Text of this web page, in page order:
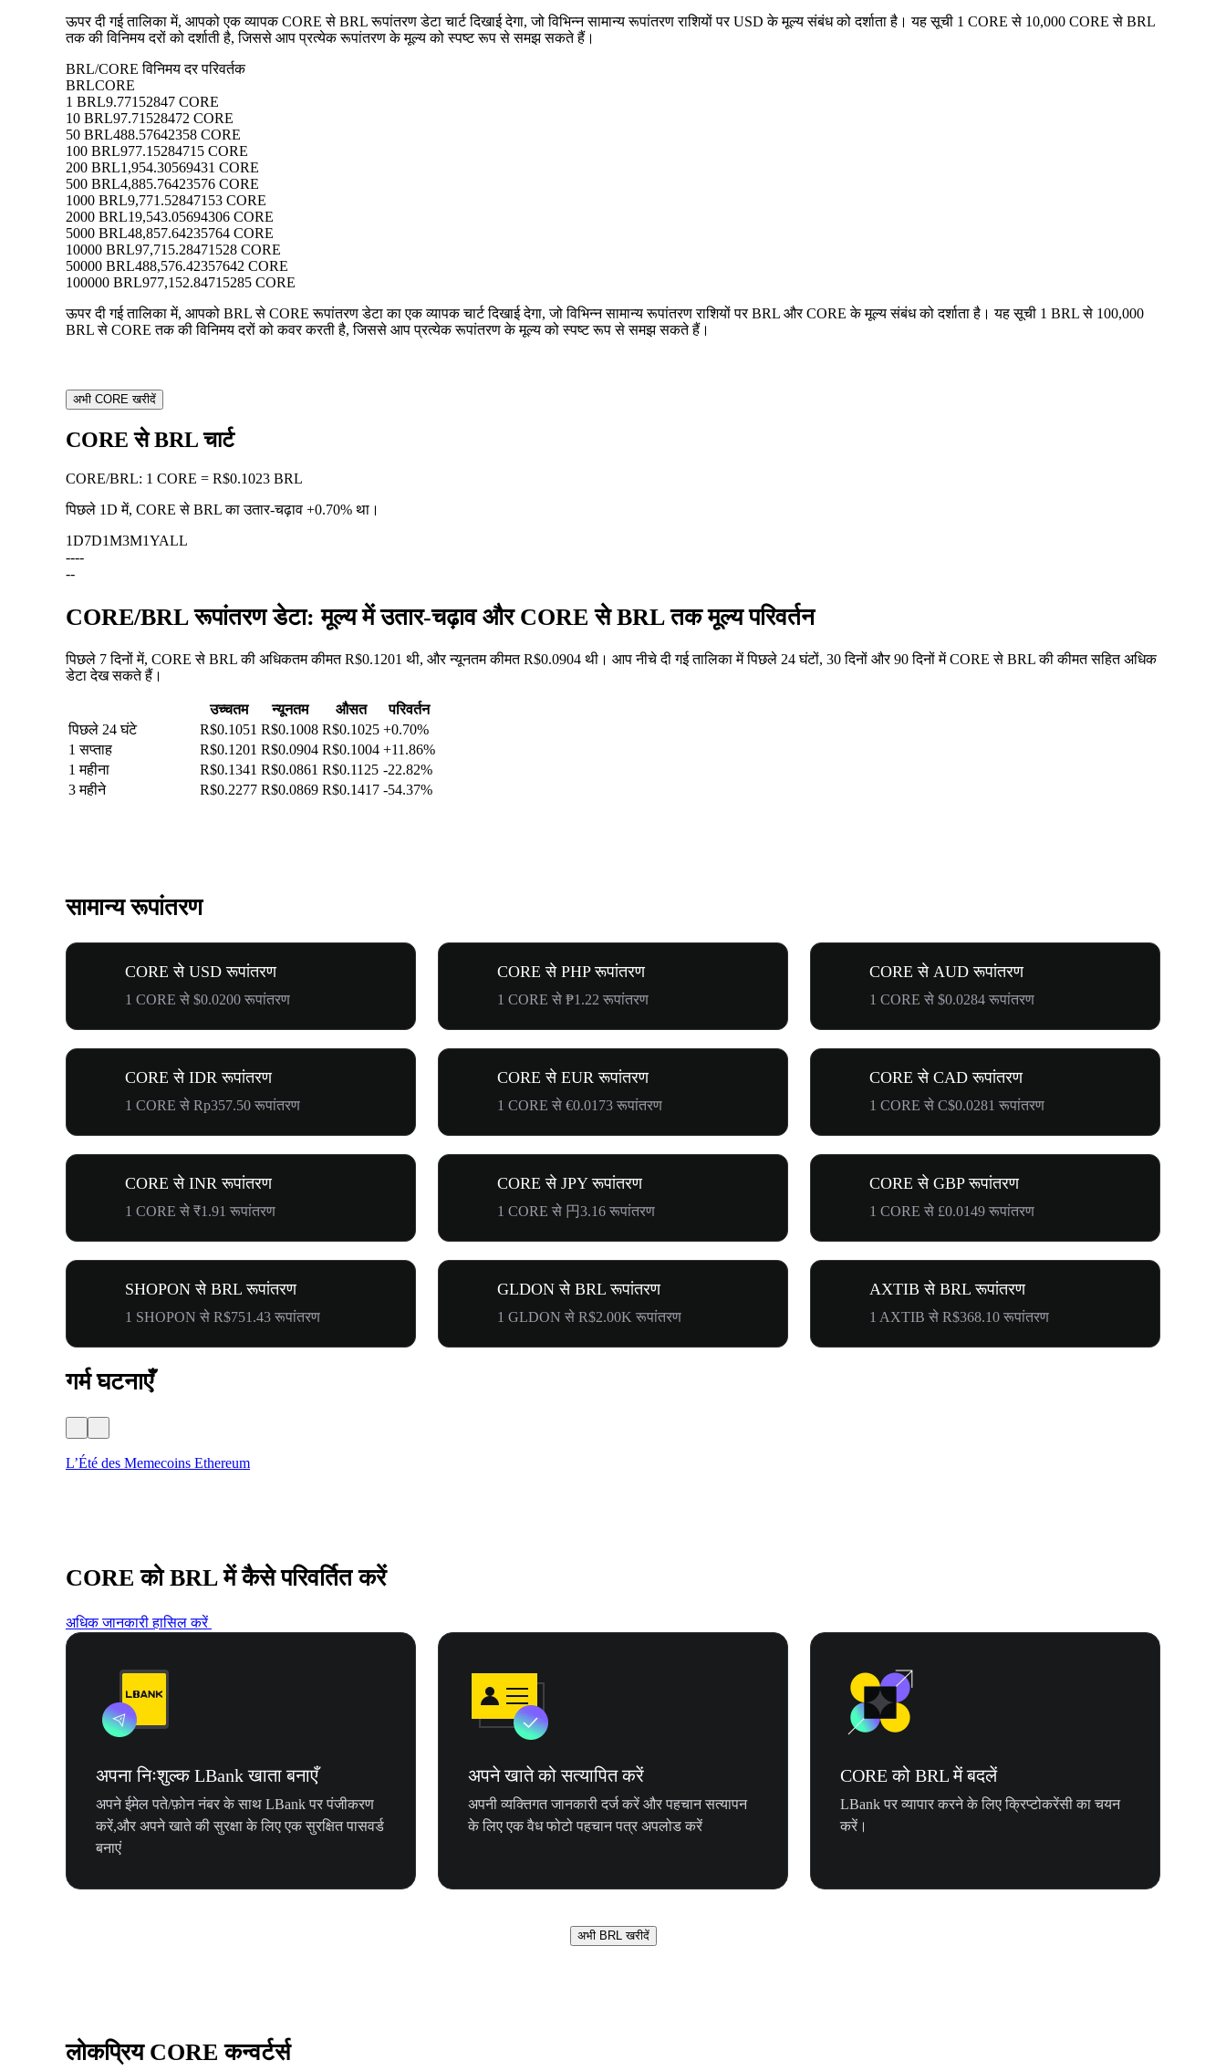
ऊपर दी गई तालिका में, आपको एक व्यापक CORE से BRL रूपांतरण डेटा चार्ट दिखाई देगा, जो विभिन्न सामान्य रूपांतरण राशियों पर USD के मूल्य संबंध को दर्शाता है। यह सूची 1 CORE से 10,000 CORE से BRL
तक की विनिमय दरों को दर्शाती है, जिससे आप प्रत्येक रूपांतरण के मूल्य को स्पष्ट रूप से समझ सकते हैं।
BRL/CORE विनिमय दर परिवर्तक
BRLCORE
1 BRL9.77152847 CORE
10 BRL97.71528472 CORE
50 BRL488.57642358 CORE
100 BRL977.15284715 CORE
200 BRL1,954.30569431 CORE
500 BRL4,885.76423576 CORE
1000 BRL9,771.52847153 CORE
2000 BRL19,543.05694306 CORE
5000 BRL48,857.64235764 CORE
10000 BRL97,715.28471528 CORE
50000 BRL488,576.42357642 CORE
100000 BRL977,152.84715285 CORE
ऊपर दी गई तालिका में, आपको BRL से CORE रूपांतरण डेटा का एक व्यापक चार्ट दिखाई देगा, जो विभिन्न सामान्य रूपांतरण राशियों पर BRL और CORE के मूल्य संबंध को दर्शाता है। यह सूची 1 BRL से 100,000
BRL से CORE तक की विनिमय दरों को कवर करती है, जिससे आप प्रत्येक रूपांतरण के मूल्य को स्पष्ट रूप से समझ सकते हैं।
अभी CORE खरीदें
CORE से BRL चार्ट
CORE/BRL: 1 CORE = R$0.1023 BRL
पिछले 1D में, CORE से BRL का उतार-चढ़ाव +0.70% था।
1D7D1M3M1YALL
----
--
CORE/BRL रूपांतरण डेटा: मूल्य में उतार-चढ़ाव और CORE से BRL तक मूल्य परिवर्तन
पिछले 7 दिनों में, CORE से BRL की अधिकतम कीमत R$0.1201 थी, और न्यूनतम कीमत R$0.0904 थी। आप नीचे दी गई तालिका में पिछले 24 घंटों, 30 दिनों और 90 दिनों में CORE से BRL की कीमत सहित अधिक
डेटा देख सकते हैं।
उच्चतम न्यूनतम औसत
परिवर्तन
पिछले 24 घंटे
R$0.1051 R$0.1008 R$0.1025 +0.70%
1 सप्ताह
R$0.1201 R$0.0904 R$0.1004 +11.86%
1 महीना
R$0.1341 R$0.0861 R$0.1125 -22.82%
3 महीने
R$0.2277 R$0.0869 R$0.1417 -54.37%
सामान्य रूपांतरण
CORE से USD रूपांतरण
1 CORE से $0.0200 रूपांतरण
CORE से PHP रूपांतरण
1 CORE से ₱1.22 रूपांतरण
CORE से AUD रूपांतरण
1 CORE से $0.0284 रूपांतरण
CORE से IDR रूपांतरण
1 CORE से Rp357.50 रूपांतरण
CORE से EUR रूपांतरण
1 CORE से €0.0173 रूपांतरण
CORE से CAD रूपांतरण
1 CORE से C$0.0281 रूपांतरण
CORE से INR रूपांतरण
1 CORE से ₹1.91 रूपांतरण
CORE से JPY रूपांतरण
1 CORE से 円3.16 रूपांतरण
CORE से GBP रूपांतरण
1 CORE से £0.0149 रूपांतरण
SHOPON से BRL रूपांतरण
1 SHOPON से R$751.43 रूपांतरण
GLDON से BRL रूपांतरण
1 GLDON से R$2.00K रूपांतरण
AXTIB से BRL रूपांतरण
1 AXTIB से R$368.10 रूपांतरण
गर्म घटनाएँ
L’Été des Memecoins Ethereum
CORE को BRL में कैसे परिवर्तित करें
अधिक जानकारी हासिल करें
अपना निःशुल्क LBank खाता बनाएँ
अपने ईमेल पते/फ़ोन नंबर के साथ LBank पर पंजीकरण
करें,और अपने खाते की सुरक्षा के लिए एक सुरक्षित पासवर्ड
बनाएं
अपने खाते को सत्यापित करें
अपनी व्यक्तिगत जानकारी दर्ज करें और पहचान सत्यापन
के लिए एक वैध फोटो पहचान पत्र अपलोड करें
CORE को BRL में बदलें
LBank पर व्यापार करने के लिए क्रिप्टोकरेंसी का चयन
करें।
अभी BRL खरीदें
लोकप्रिय CORE कन्वर्टर्स